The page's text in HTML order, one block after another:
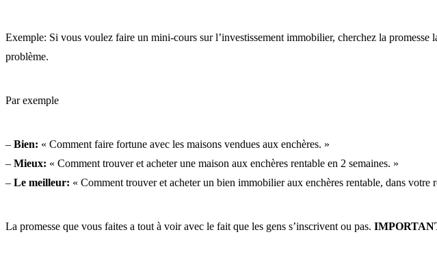
Exemple: Si vous voulez faire un mini-cours sur l’investissement immobilier, cherchez la
problème.
Par exemple
– Bien: « Comment faire fortune avec les maisons vendues aux enchères. »
– Mieux: « Comment trouver et acheter une maison aux enchères rentable en 2 semaines. »
– Le meilleur: « Comment trouver et acheter un bien immobilier aux enchères rentable, dans votre
La promesse que vous faites a tout à voir avec le fait que les gens s’inscrivent ou pas.